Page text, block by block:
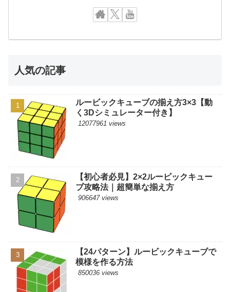
人気の記事
ルービックキューブの揃え方3×3【動
く3Dシミュレーター付き】
12077961 views
【初心者必見】2×2ルービックキュー
ブ攻略法｜超簡単な揃え方
906647 views
【24パターン】ルービックキューブで
模様を作る方法
850036 views